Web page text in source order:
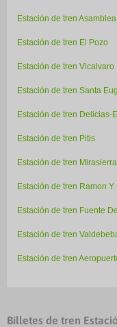
Estación de tren
Estación de tren El Pozo
Estación de tren Vicalvaro
Estación de tren Santa
Estación de tren Delicias-
Estación de tren Pitis
Estación de tren
Estación de tren Ramon Y
Estación de tren Fuente
Estación de tren
Estación de tren
Billetes de tren